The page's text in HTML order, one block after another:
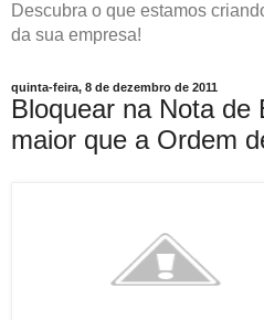
Descubra o que estamos
da sua empresa!
quinta-feira, 8 de dezembro de 2011
Bloquear na Nota de
maior que a Ordem